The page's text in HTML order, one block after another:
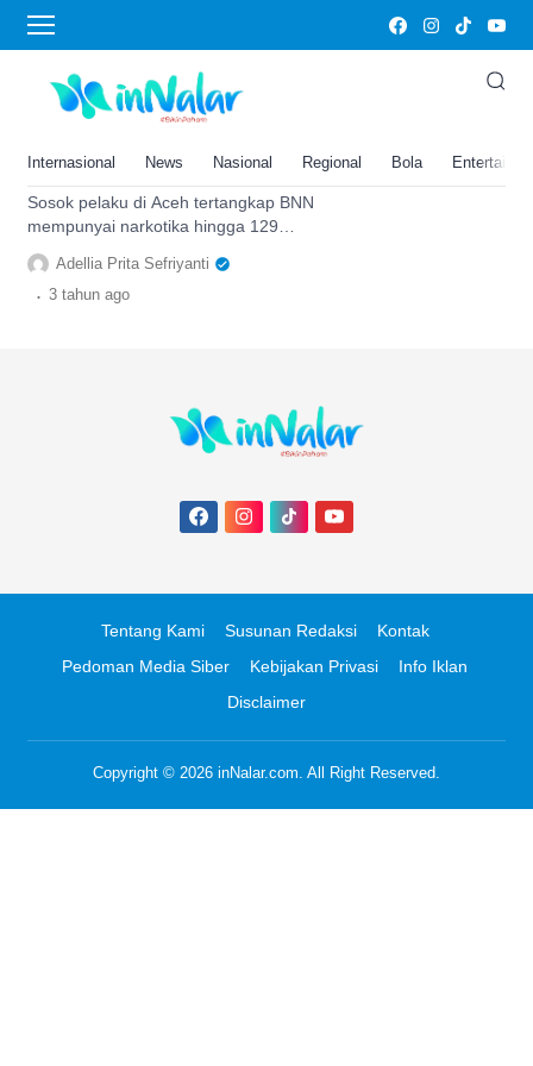
Internasional News Nasional Regional Bola
BNN (Badan Narkotika Nasional
Siapakah Sosok Ratu Narkoba di
Aceh yang Berhasil Ditangkap
kg?
Sosok pelaku di Aceh tertangkap BNN
mempunyai narkotika hingga 129
kilogram serta riwayat. Hal itu yang
membuatnya dijuluki 'Ratu Narkoba'.
Adellia Prita Sefriyanti
. 3 tahun ago
Tentang Kami Susunan Redaksi
Kontak
Pedoman Media Siber
Kebijakan Privasi
Info Iklan
Disclaimer
Copyright © 2026 inNalar.com. All Right Reserved.